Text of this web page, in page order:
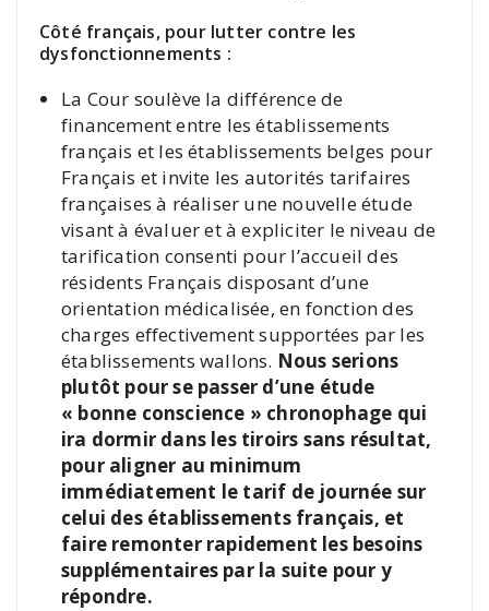
Côté français, pour lutter contre les
dysfonctionnements :
La Cour soulève la différence de
financement entre les établissements
français et les établissements belges pour
Français et invite les autorités tarifaires
françaises à réaliser une nouvelle étude
visant à évaluer et à expliciter le niveau de
tarification consenti pour l’accueil des
résidents Français disposant d’une
orientation médicalisée, en fonction des
charges effectivement supportées par les
établissements wallons. Nous serions
plutôt pour se passer d’une étude
« bonne conscience » chronophage qui
ira dormir dans les tiroirs sans résultat,
pour aligner au minimum
immédiatement le tarif de journée sur
celui des établissements français, et
faire remonter rapidement les besoins
supplémentaires par la suite pour y
répondre.